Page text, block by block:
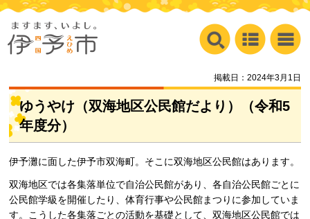
掲載日：2024年3月1日
ゆうやけ（双海地区公民館だより）（令和5
年度分）
伊予灘に面した伊予市双海町。そこに双海地区公民館はあります。
双海地区では各集落単位で自治公民館があり、各自治公民館ごとに
公民館学級を開催したり、体育行事や公民館まつりに参加していま
す。こうした各集落ごとの活動を基礎として、双海地区公民館では